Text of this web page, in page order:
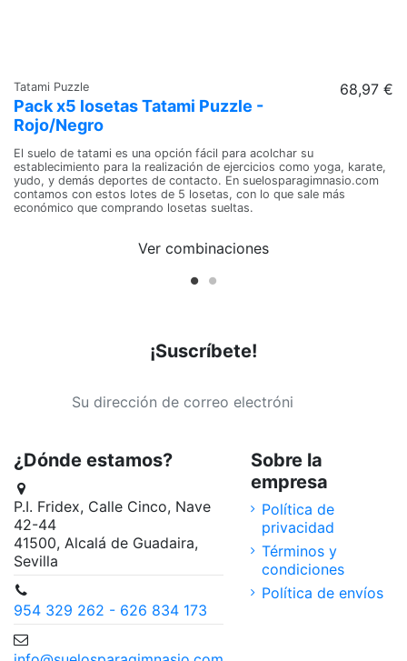
Tatami Puzzle
Pack x5 losetas Tatami Puzzle -
Rojo/Negro
68,97 €
El suelo de tatami es una opción fácil para acolchar su
establecimiento para la realización de ejercicios como yoga, karate,
yudo, y demás deportes de contacto. En suelosparagimnasio.com
contamos con estos lotes de 5 losetas, con lo que sale más
económico que comprando losetas sueltas.
Ver combinaciones
¡Suscríbete!
¿Dónde estamos?
P.I. Fridex, Calle Cinco, Nave
42-44
41500, Alcalá de Guadaira,
Sevilla
954 329 262 - 626 834 173
Sobre la
empresa
Política de
privacidad
Términos y
condiciones
Política de envíos